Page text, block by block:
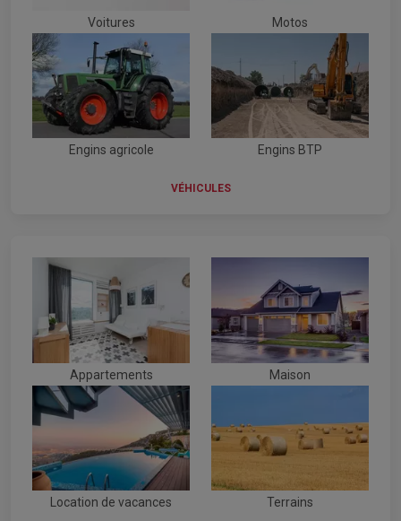
Voitures Motos
Engins agricole Engins BTP
VÉHICULES
Appartements Maison
Location de vacances Terrains